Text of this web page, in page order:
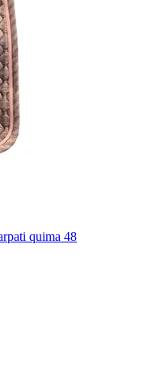
quima 48